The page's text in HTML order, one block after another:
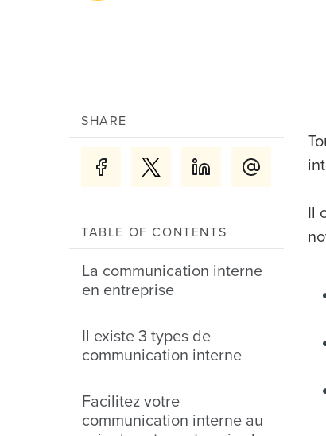
SHARE
TABLE OF CONTENTS
La communication interne
en entreprise
Il existe 3 types de
communication interne
Facilitez votre
communication interne au
Il